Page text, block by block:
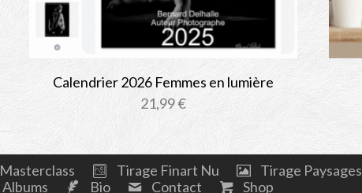
Calendrier 2026 Femmes en lumière
21,99€
Masterclass Tirage Finart Nu Tirage Paysages
Albums Bio Contact Shop